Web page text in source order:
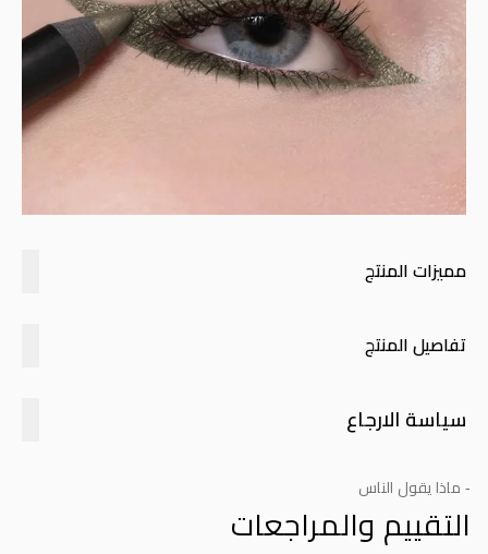
مميزات المنتج
تفاصيل المنتج
سياسة الارجاع
- ماذا يقول الناس
التقييم والمراجعات